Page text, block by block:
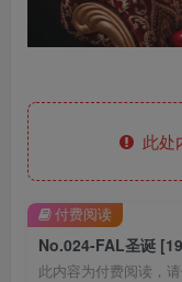
此处
No.024-FAL圣诞
此内容为付费阅读，
付费阅读